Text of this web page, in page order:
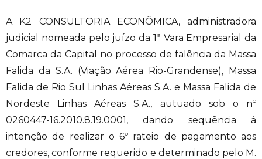
A K2 CONSULTORIA ECONÔMICA, administradora
judicial nomeada pelo juízo da 1ª Vara Empresarial da
Comarca da Capital no processo de falência da Massa
Falida da S.A. (Viação Aérea Rio-Grandense), Massa
Falida de Rio Sul Linhas Aéreas S.A. e Massa Falida de
Nordeste Linhas Aéreas S.A., autuado sob o nº
0260447-16.2010.8.19.0001, dando sequência à
intenção de realizar o 6º rateio de pagamento aos
credores, conforme requerido e determinado pelo M.